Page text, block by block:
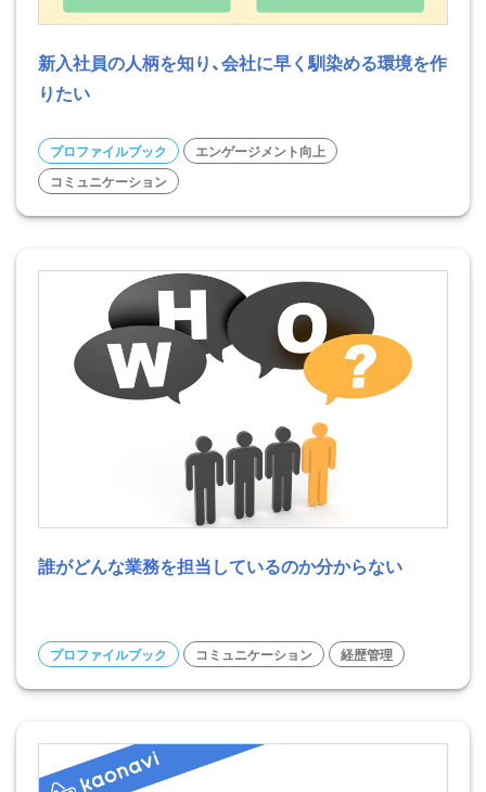
新入社員の人柄を知り、会社に早く馴染める環境を作
りたい
プロファイルブック
エンゲージメント向上
コミュニケーション
誰がどんな業務を担当しているのか分からない
プロファイルブック コミュニケーション 経歴管理